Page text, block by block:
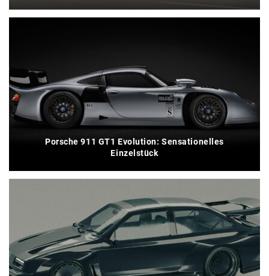
Porsche 911 GT1 Evolution: Sensationelles
Einzelstück